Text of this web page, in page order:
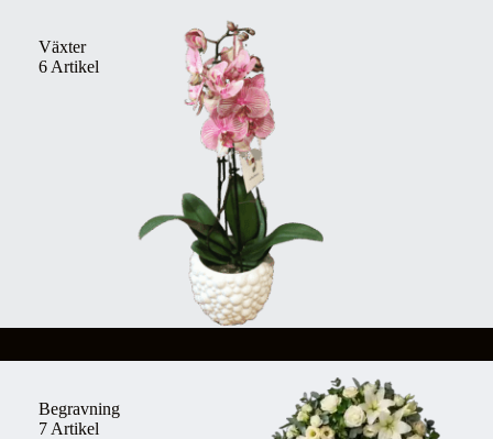
Växter
6 Artikel
Begravning
7 Artikel